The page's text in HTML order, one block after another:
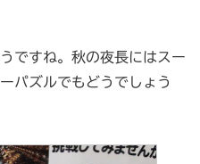
ですね。秋の夜長にはスー
パズルでもどうでしょう